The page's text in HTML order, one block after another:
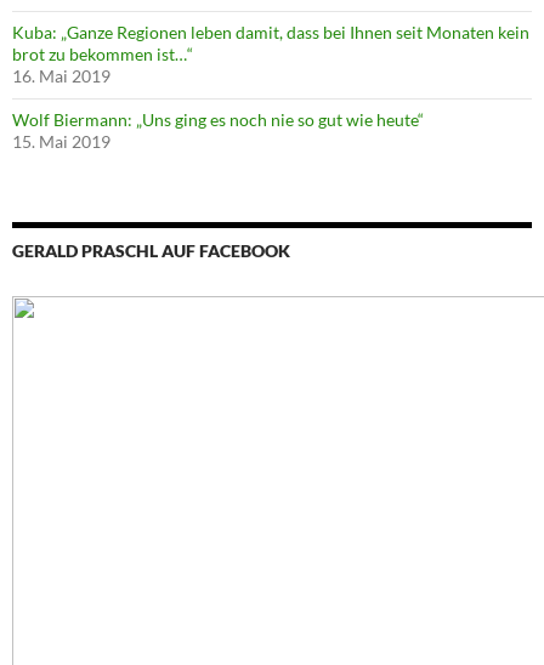
Kuba: „Ganze Regionen leben damit, dass bei Ihnen seit Monaten kein
brot zu bekommen ist…“
16. Mai 2019
Wolf Biermann: „Uns ging es noch nie so gut wie heute“
15. Mai 2019
GERALD PRASCHL AUF FACEBOOK